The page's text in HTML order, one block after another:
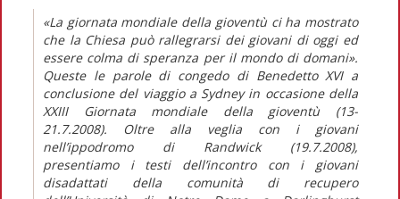
«La giornata mondiale della gioventù ci ha mostrato
che la Chiesa può rallegrarsi dei giovani di oggi ed
essere colma di speranza per il mondo di domani».
Queste le parole di congedo di Benedetto XVI a
conclusione del viaggio a Sydney in occasione della
XXIII Giornata mondiale della gioventù (13-
21.7.2008). Oltre alla veglia con i giovani
nell’ippodromo di Randwick (19.7.2008),
presentiamo i testi dell’incontro con i giovani
disadattati della comunità di recupero